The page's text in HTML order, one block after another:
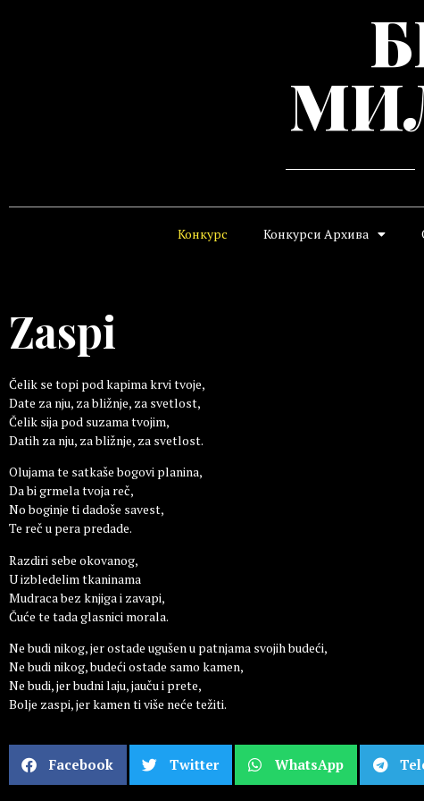
Конкурс Конкурси Архива
Zaspi
Čelik se topi pod kapima krvi tvoje,
Date za nju, za bližnje, za svetlost,
Čelik sija pod suzama tvojim,
Datih za nju, za bližnje, za svetlost.
Olujama te satkaše bogovi planina,
Da bi grmela tvoja reč,
No boginje ti dadoše savest,
Te reč u pera predade.
Razdiri sebe okovanog,
U izbledelim tkaninama
Mudraca bez knjiga i zavapi,
Čuće te tada glasnici morala.
Ne budi nikog, jer ostade ugušen u patnjama svojih budeći,
Ne budi nikog, budeći ostade samo kamen,
Ne budi, jer budni laju, jauču i prete,
Bolje zaspi, jer kamen ti više neće težiti.
Facebook Twitter WhatsApp